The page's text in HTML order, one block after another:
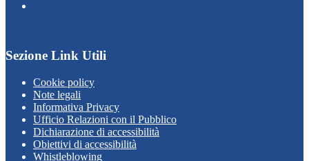
Sezione Link Utili
Cookie policy
Note legali
Informativa Privacy
Ufficio Relazioni con il Pubblico
Dichiarazione di accessibilità
Obiettivi di accessibilità
Whistleblowing